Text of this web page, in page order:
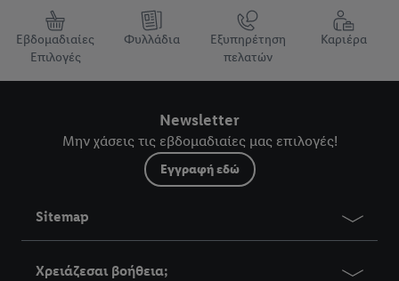
Εβδομαδιαίες
Επιλογές
Φυλλάδια
Εξυπηρέτηση
πελατών
Καριέρα
Newsletter
Μην χάσεις τις εβδομαδιαίες μας επιλογές!
Εγγραφή εδώ
Sitemap
Χρειάζεσαι βοήθεια;